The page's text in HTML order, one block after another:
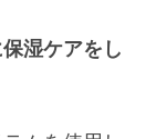
湿ケアをし